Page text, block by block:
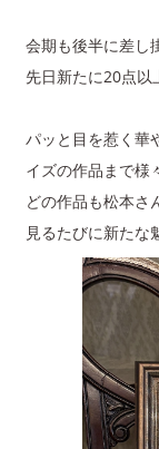
会期も後半に差し
先日新たに20点以
パッと目を惹く華
イズの作品まで様
どの作品も松本さ
見るたびに新たな